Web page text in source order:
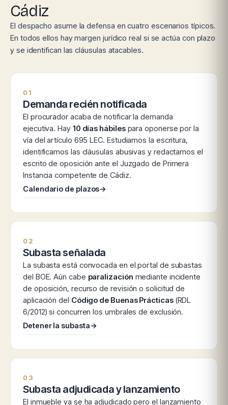
Cádiz
El despacho asume la defensa en cuatro escenarios típicos.
En todos ellos hay margen jurídico real si se actúa con plazo
y se identifican las cláusulas atacables.
01
Demanda recién notificada
El procurador acaba de notificar la demanda
ejecutiva. Hay 10 días hábilespara oponerse por la
vía del artículo 695 LEC. Estudiamos la escritura,
identificamos las cláusulas abusivas y redactamos el
escrito de oposición ante el Juzgado de Primera
Instancia competente de Cádiz.
Calendario de plazos→
02
Subasta señalada
La subasta está convocada en el portal de subastas
del BOE. Aún cabe paralización mediante incidente
de oposición, recurso de revisión o solicitud de
aplicación del Código de Buenas Prácticas(RDL
6/2012) si concurren los umbrales de exclusión.
Detener la subasta→
03
Subasta adjudicada y lanzamiento
El inmueble ya se ha adjudicado pero el lanzamiento